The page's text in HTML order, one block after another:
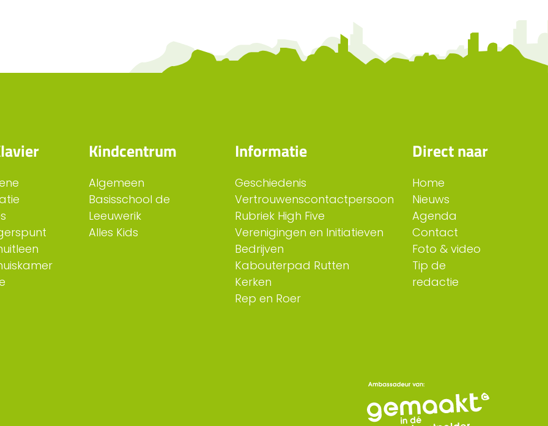
Kindcentrum
Algemeen
Basisschool de
Leeuwerik
Alles Kids
Informatie
Geschiedenis
Vertrouwenscontactpersoon
Rubriek High Five
Verenigingen en Initiatieven
Bedrijven
Kabouterpad Rutten
Kerken
Rep en Roer
Direct naar
Home
Nieuws
Agenda
Contact
Foto & video
Tip de
redactie